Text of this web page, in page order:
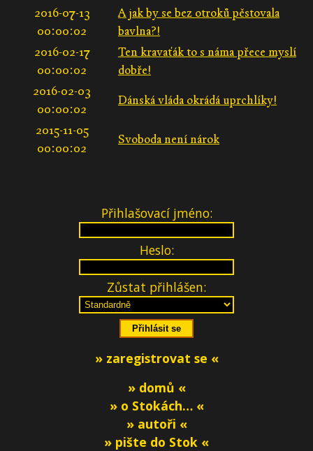
2016-07-13
00:00:02
A jak by se bez otroků pěstovala
bavlna?!
2016-02-17
00:00:02
Ten kravaťák to s náma přece myslí
dobře!
2016-02-03
00:00:02
Dánská vláda okrádá uprchlíky!
2015-11-05
00:00:02
Svoboda není nárok
Přihlašovací jméno:
Heslo:
Zůstat přihlášen:
» zaregistrovat se «
» domů «
» o Stokách… «
» autoři «
» pište do Stok «